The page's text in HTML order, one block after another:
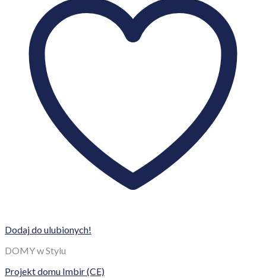
Dodaj do ulubionych!
DOMY w Stylu
Projekt domu Imbir (CE)